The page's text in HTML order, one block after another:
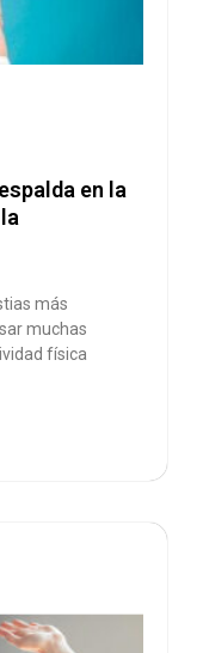
en la
más
muchas
física